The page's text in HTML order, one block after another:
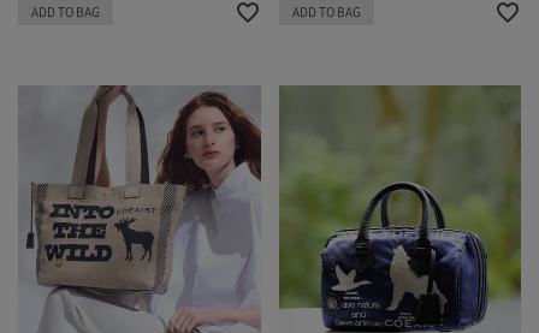
ADD TO BAG ADD TO BAG